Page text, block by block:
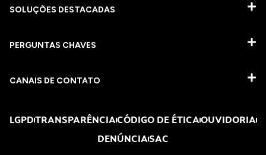
SOLUÇÕES DESTACADAS
PERGUNTAS CHAVES​
CANAIS DE CONTATO
LGPDTRANSPARÊNCIACÓDIGO DE ÉTICAOUVIDORIA
DENÚNCIASAC